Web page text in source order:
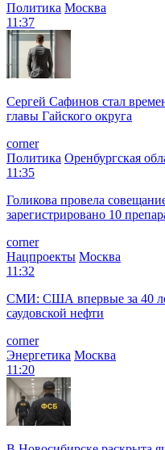
Политика Москва
11:37
Сергей Сафинов стал
главы Гайского округа
corner
Политика Оренбургская
11:35
Голикова провела
зарегистрировано 10
corner
Нацпроекты Москва
11:32
СМИ: США впервые за 40
саудовской нефти
corner
Энергетика Москва
11:20